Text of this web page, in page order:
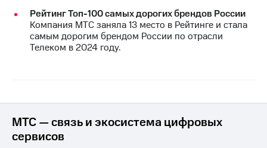
Рейтинг Топ-100 самых дорогих брендов России
Компания МТС заняла 13 место в Рейтинге и стала
самым дорогим брендом России по отрасли
Телеком в 2024 году.
МТС — связь и экосистема цифровых
сервисов